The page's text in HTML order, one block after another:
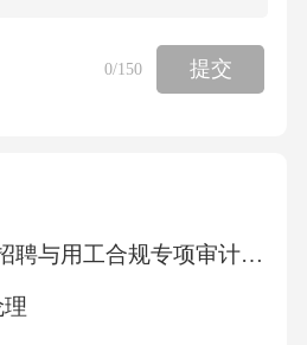
员工等相关方办理经营权
能够顺利承接食堂运营。
定支付移交款项。五、
责任若甲方未按照本协议约
办理交接手续或移交的
0/150 提交
【人力资源】招聘与用工合规专项审计计划